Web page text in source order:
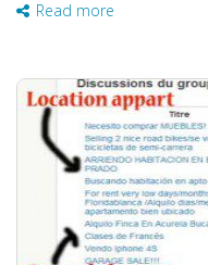
Read more